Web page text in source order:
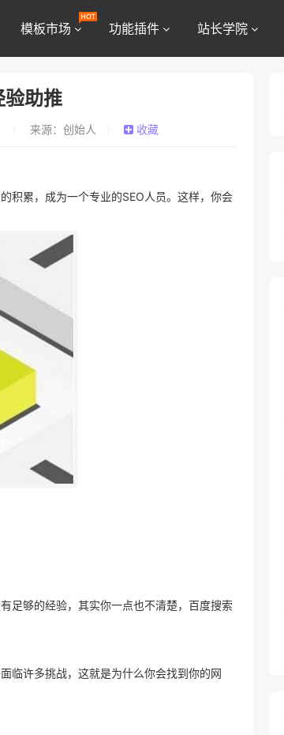
模板市场 功能插件 站长学院
助推
来源：创始人 收藏
积累，成为一个专业的SEO人员。这样，你会
足够的经验，其实你一点也不清楚，百度搜索
临许多挑战，这就是为什么你会找到你的网